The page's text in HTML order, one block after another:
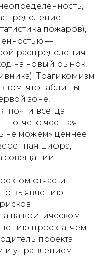
пожаров),
—
распределения
на новый рынок,
Трагикомизм
том, что таблицы
зоне,
почти всегда
отчего честная
не можем» ценнее
цифра,
совещании.
отчасти
по выявлению
на критическом
проекта, чем
проекта
и управлением